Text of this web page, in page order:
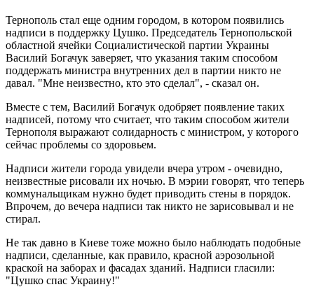
Тернополь стал еще одним городом, в котором появились
надписи в поддержку Цушко. Председатель Тернопольской
областной ячейки Социалистической партии Украины
Василий Богачук заверяет, что указания таким способом
поддержать министра внутренних дел в партии никто не
давал. "Мне неизвестно, кто это сделал", - сказал он.
Вместе с тем, Василий Богачук одобряет появление таких
надписей, потому что считает, что таким способом жители
Тернополя выражают солидарность с министром, у которого
сейчас проблемы со здоровьем.
Надписи жители города увидели вчера утром - очевидно,
неизвестные рисовали их ночью. В мэрии говорят, что теперь
коммунальщикам нужно будет приводить стены в порядок.
Впрочем, до вечера надписи так никто не зарисовывал и не
стирал.
Не так давно в Киеве тоже можно было наблюдать подобные
надписи, сделанные, как правило, красной аэрозольной
краской на заборах и фасадах зданий. Надписи гласили:
"Цушко спас Украину!"